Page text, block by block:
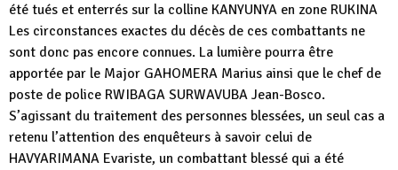
été tués et enterrés sur la colline KANYUNYA en zone RUKINA
Les circonstances exactes du décès de ces combattants ne
sont donc pas encore connues. La lumière pourra être
apportée par le Major GAHOMERA Marius ainsi que le chef de
poste de police RWIBAGA SURWAVUBA Jean-Bosco.
S’agissant du traitement des personnes blessées, un seul cas a
retenu l’attention des enquêteurs à savoir celui de
HAVYARIMANA Evariste, un combattant blessé qui a été